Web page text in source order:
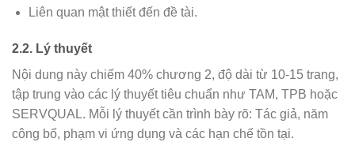
Liên quan mật thiết đến đề tài.
2.2. Lý thuyết
Nội dung này chiếm 40% chương 2, độ dài từ 10-15 trang,
tập trung vào các lý thuyết tiêu chuẩn như TAM, TPB hoặc
SERVQUAL. Mỗi lý thuyết cần trình bày rõ: Tác giả, năm
công bố, phạm vi ứng dụng và các hạn chế tồn tại.